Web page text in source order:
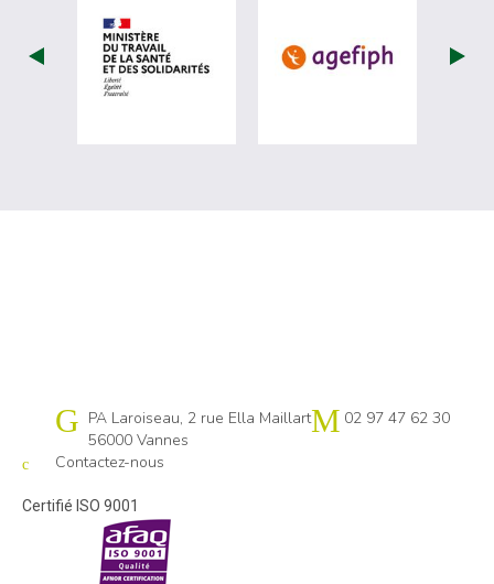
visiter les site de Ministère du travail
visiter les
Cap emploi 56
PA Laroiseau, 2 rue Ella Maillart
56000 Vannes
02 97 47 62 30
Contactez-nous
Certifié ISO 9001